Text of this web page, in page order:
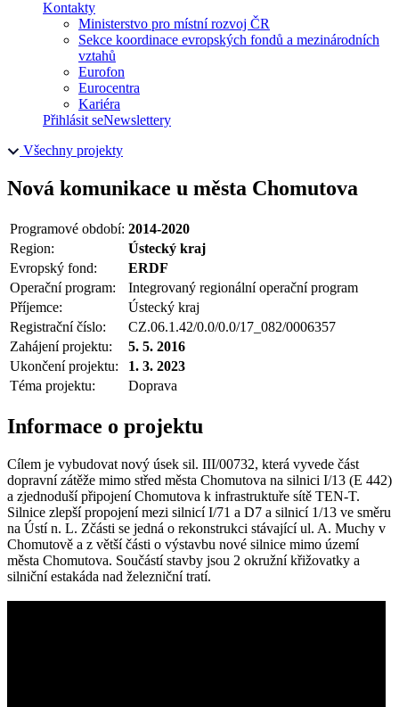
Kontakty
Ministerstvo pro místní rozvoj ČR
Sekce koordinace evropských fondů a mezinárodních
vztahů
Eurofon
Eurocentra
Kariéra
Přihlásit seNewslettery
Všechny projekty
Nová komunikace u města Chomutova
Programové období: 2014-2020
Region:
Ústecký kraj
Evropský fond:
ERDF
Operační program:
Integrovaný regionální operační program
Příjemce:
Ústecký kraj
Registrační číslo:
CZ.06.1.42/0.0/0.0/17_082/0006357
Zahájení projektu:
5. 5. 2016
Ukončení projektu:
1. 3. 2023
Téma projektu:
Doprava
Informace o projektu
Cílem je vybudovat nový úsek sil. III/00732, která vyvede část
dopravní zátěže mimo střed města Chomutova na silnici I/13 (E 442)
a zjednoduší připojení Chomutova k infrastruktuře sítě TEN-T.
Silnice zlepší propojení mezi silnicí I/71 a D7 a silnicí 1/13 ve směru
na Ústí n. L. Zčásti se jedná o rekonstrukci stávající ul. A. Muchy v
Chomutově a z větší části o výstavbu nové silnice mimo území
města Chomutova. Součástí stavby jsou 2 okružní křižovatky a
silniční estakáda nad železniční tratí.